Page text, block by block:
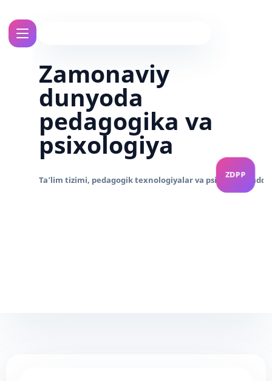
Zamonaviy
dunyoda
pedagogika va
psixologiya